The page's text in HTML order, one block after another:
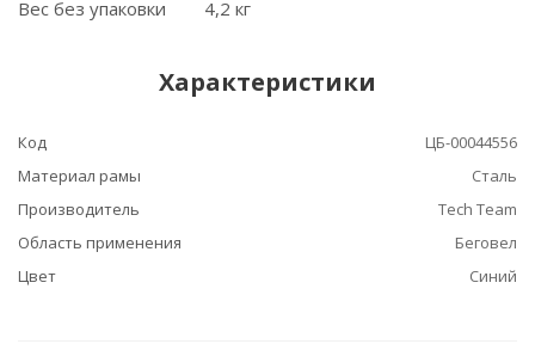
Вес без упаковки 4,2 кг
Характеристики
Код
ЦБ-00044556
Материал рамы
Сталь
Производитель
Tech Team
Область применения
Беговел
Цвет
Синий